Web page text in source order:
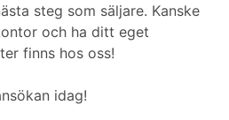
steg som säljare. Kanske
och ha ditt eget
finns hos oss!
idag!